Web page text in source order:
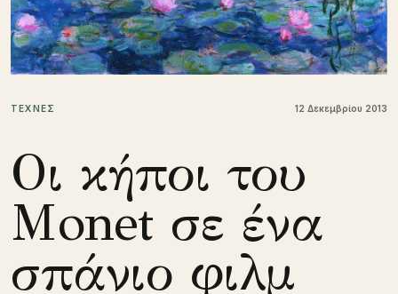
ΤΕΧΝΕΣ 12 Δεκεμβρίου 2013
Οι κήποι του
Monet σε ένα
σπάνιο φιλμ